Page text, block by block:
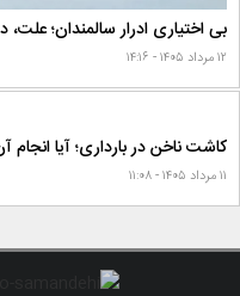
بی اختیاری ادرار سالمندان؛
۱۲ مرداد ۱۴۰۵ - ۱۴:۱۶
کاشت ناخن در بارداری؛ آیا
۱۱ مرداد ۱۴۰۵ - ۱۱:۰۸